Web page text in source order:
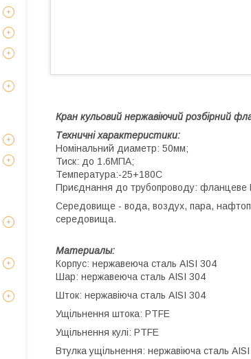
Кран кульовий нержавіючий розбірний
Техничні характеристики:
Номінальний диаметр: 50мм;
Тиск: до 1.6МПА;
Температура:-25+180С
Приєднання до трубопроводу:
Середовище - вода, воздух, пара,
середовища.
Материалы:
Корпус: нержавеюча сталь AISI 304
Шар: нержавеюча сталь AISI 304
Шток: нержавіюча сталь AISI 304
Ущільнення штока: PTFE
Ущільнення кулі: PTFE
Втулка ущільнення: нержавіюча сталь